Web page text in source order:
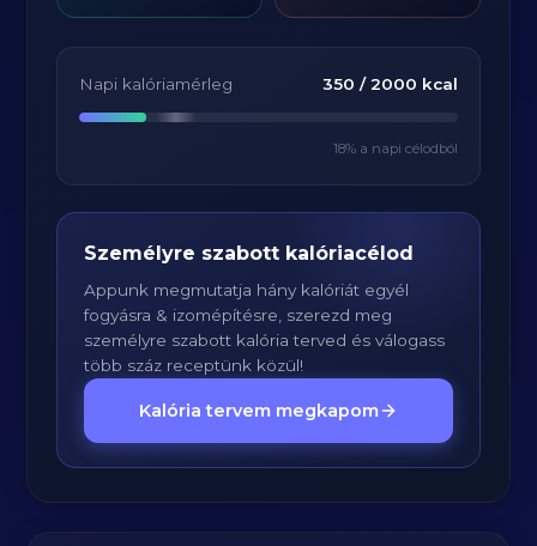
Napi kalóriamérleg 350 / 2000 kcal
18% a napi célodból
Személyre szabott kalóriacélod
Appunk megmutatja hány kalóriát egyél
fogyásra & izomépítésre, szerezd meg
személyre szabott kalória terved és válogass
több száz receptünk közül!
Kalória tervem megkapom